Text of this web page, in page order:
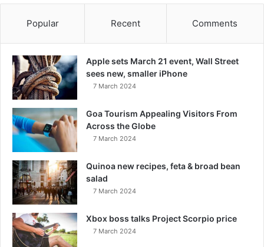
Popular Recent Comments
Apple sets March 21 event, Wall Street
sees new, smaller iPhone
7 March 2024
Goa Tourism Appealing Visitors From
Across the Globe
7 March 2024
Quinoa new recipes, feta & broad bean
salad
7 March 2024
Xbox boss talks Project Scorpio price
7 March 2024